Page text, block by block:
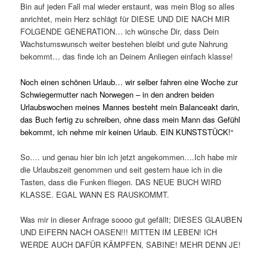
Bin auf jeden Fall mal wieder erstaunt, was mein Blog so alles
anrichtet, mein Herz schlägt für DIESE UND DIE NACH MIR
FOLGENDE GENERATION… ich wünsche Dir, dass Dein
Wachstumswunsch weiter bestehen bleibt und gute Nahrung
bekommt… das finde ich an Deinem Anliegen einfach klasse!
Noch einen schönen Urlaub… wir selber fahren eine Woche zur
Schwiegermutter nach Norwegen – in den andren beiden
Urlaubswochen meines Mannes besteht mein Balanceakt darin,
das Buch fertig zu schreiben, ohne dass mein Mann das Gefühl
bekommt, ich nehme mir keinen Urlaub. EIN KUNSTSTÜCK!“
So…. und genau hier bin ich jetzt angekommen….Ich habe mir
die Urlaubszeit genommen und seit gestern haue ich in die
Tasten, dass die Funken fliegen. DAS NEUE BUCH WIRD
KLASSE. EGAL WANN ES RAUSKOMMT.
Was mir in dieser Anfrage soooo gut gefällt; DIESES GLAUBEN
UND EIFERN NACH OASEN!!! MITTEN IM LEBEN! ICH
WERDE AUCH DAFÜR KÄMPFEN, SABINE! MEHR DENN JE!